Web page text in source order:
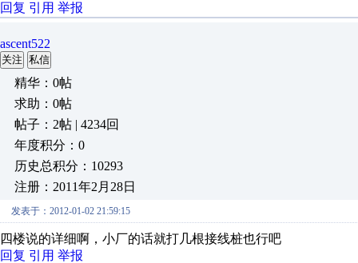
回复 引用 举报
ascent522
关注 私信
精华：0帖
求助：0帖
帖子：2帖 | 4234回
年度积分：0
历史总积分：10293
注册：2011年2月28日
发表于：2012-01-02 21:59:15
四楼说的详细啊，小厂的话就打几根接线桩也行吧
回复 引用 举报